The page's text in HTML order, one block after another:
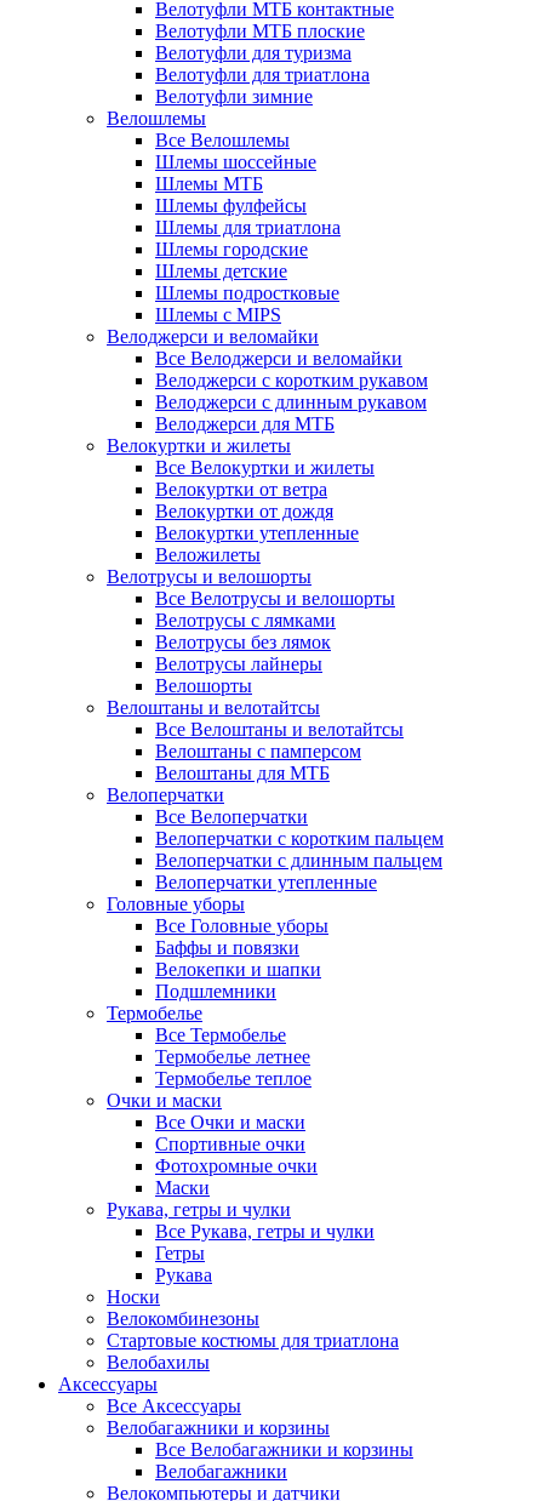
Велотуфли МТБ контактные
Велотуфли МТБ плоские
Велотуфли для туризма
Велотуфли для триатлона
Велотуфли зимние
Велошлемы
Все Велошлемы
Шлемы шоссейные
Шлемы МТБ
Шлемы фулфейсы
Шлемы для триатлона
Шлемы городские
Шлемы детские
Шлемы подростковые
Шлемы с MIPS
Велоджерси и веломайки
Все Велоджерси и веломайки
Велоджерси с коротким рукавом
Велоджерси с длинным рукавом
Велоджерси для МТБ
Велокуртки и жилеты
Все Велокуртки и жилеты
Велокуртки от ветра
Велокуртки от дождя
Велокуртки утепленные
Веложилеты
Велотрусы и велошорты
Все Велотрусы и велошорты
Велотрусы с лямками
Велотрусы без лямок
Велотрусы лайнеры
Велошорты
Велоштаны и велотайтсы
Все Велоштаны и велотайтсы
Велоштаны с памперсом
Велоштаны для МТБ
Велоперчатки
Все Велоперчатки
Велоперчатки с коротким пальцем
Велоперчатки с длинным пальцем
Велоперчатки утепленные
Головные уборы
Все Головные уборы
Баффы и повязки
Велокепки и шапки
Подшлемники
Термобелье
Все Термобелье
Термобелье летнее
Термобелье теплое
Очки и маски
Все Очки и маски
Спортивные очки
Фотохромные очки
Маски
Рукава, гетры и чулки
Все Рукава, гетры и чулки
Гетры
Рукава
Носки
Велокомбинезоны
Стартовые костюмы для триатлона
Велобахилы
Аксессуары
Все Аксессуары
Велобагажники и корзины
Все Велобагажники и корзины
Велобагажники
Велокомпьютеры и датчики